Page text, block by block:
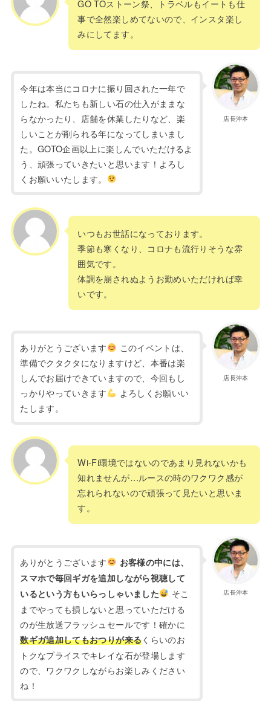
GO TOストーン祭、トラベルもイートも仕
事で全然楽しめてないので、インスタ楽し
みにしてます。
店長沖本
今年は本当にコロナに振り回された一年で
したね。私たちも新しい石の仕入がままな
らなかったり、店舗を休業したりなど、楽
しいことが削られる年になってしまいまし
た。GOTO企画以上に楽しんでいただけるよ
う、頑張っていきたいと思います！よろし
くお願いいたします。
いつもお世話になっております。
季節も寒くなり、コロナも流行りそうな雰
囲気です。
体調を崩されぬようお勤めいただければ幸
いです。
店長沖本
ありがとうございます
このイベントは、
準備でクタクタになりますけど、本番は楽
しんでお届けできていますので、今回もし
っかりやっていきます
よろしくお願いい
たします。
Wi-Fi環境ではないのであまり見れないかも
知れませんが…ルースの時のワクワク感が
忘れられないので頑張って見たいと思いま
す。
店長沖本
ありがとうございます
お客様の中には、
スマホで毎回ギガを追加しながら視聴して
いるという方もいらっしゃいました
そこ
までやっても損しないと思っていただける
のが生放送フラッシュセールです！確かに
数ギガ追加してもおつりが来るくらいのお
トクなプライスでキレイな石が登場します
ので、ワクワクしながらお楽しみください
ね！